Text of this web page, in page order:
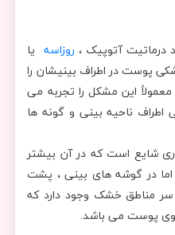
آتوپیک ، روزاسه یا
پوست در اطراف بینیشان را
معمولاً این مشکل را تجربه می
اطراف ناحیه بینی و گونه ها
شایع است که در آن بیشتر
در گوشه های بینی ، پشت
مناطق خشک وجود دارد که
پوست می باشد.